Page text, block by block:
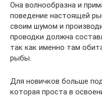
Она волнообразна и
поведение настоящей
своим шумом и
проводки должна
так как именно там
рыбы.
Для новичков больше
которая проста в